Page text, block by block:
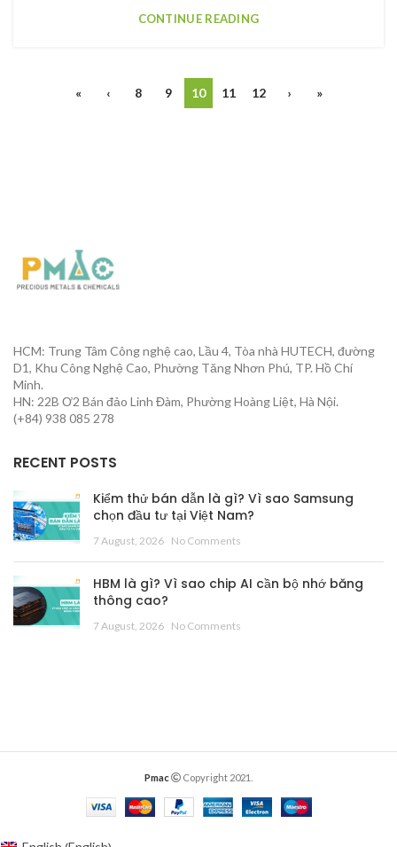
SẢN PHẨM - CÔNG NGHỆ MỚI
CONTINUE READING
« ‹ 8 9 10 11 12 › »
HCM: Trung Tâm Công nghệ cao, Lầu 4, Tòa nhà HUTECH, đường
D1, Khu Công Nghệ Cao, Phường Tăng Nhơn Phú, TP. Hồ Chí
Minh.
HN: 22B Ơ2 Bán đảo Linh Đàm, Phường Hoàng Liệt, Hà Nội.
(+84) 938 085 278
RECENT POSTS
Kiểm thử bán dẫn là gì? Vì sao Samsung
chọn đầu tư tại Việt Nam?
7 August, 2026 No Comments
HBM là gì? Vì sao chip AI cần bộ nhớ băng
thông cao?
7 August, 2026 No Comments
Pmac Copyright 2021.